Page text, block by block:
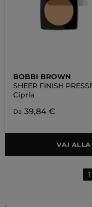
BOBBI BROWN
SHEER FINISH
POWDER
Cipria
Da 39,84 €
VAI ALLA
1